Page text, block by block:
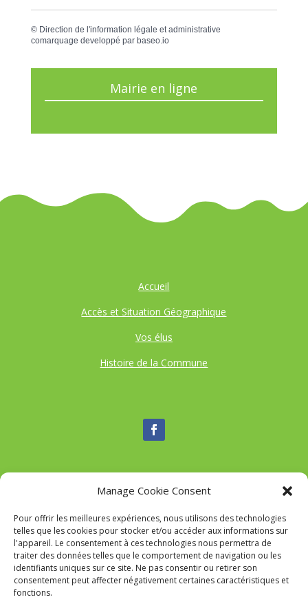
Manage Cookie Consent
Pour offrir les meilleures expériences, nous utilisons des technologies
telles que les cookies pour stocker et/ou accéder aux informations sur
l'appareil. Le consentement à ces technologies nous permettra de
traiter des données telles que le comportement de navigation ou les
identifiants uniques sur ce site. Ne pas consentir ou retirer son
consentement peut affecter négativement certaines caractéristiques et
fonctions.
© Direction de l'information légale et administrative
comarquage developpé par baseo.io
Mairie en ligne
Accueil
Accès et Situation Géographique
Vos élus
Histoire de la Commune
Nous contacter
Tél :04 95 52 84 88
Mail:commune-de-tavaco@orange.fr
Adresse :Figarella 20167 TAVACO